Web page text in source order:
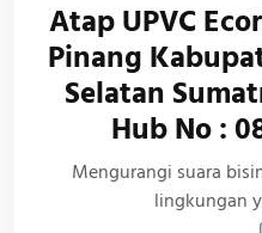
Atap UPVC
Pinang
Selatan
Hub No :
Mengurangi suara
lingkungan